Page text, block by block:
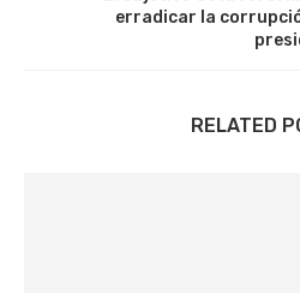
erradicar la
RELATED